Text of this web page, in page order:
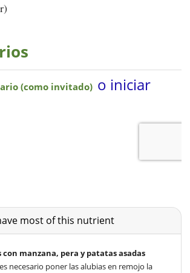
most of this nutrient
con manzana, pera y patatas asadas
necesario poner las alubias en remojo la